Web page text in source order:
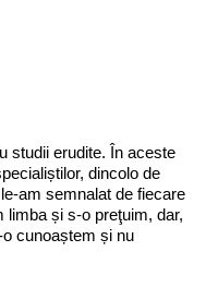
studii erudite. În aceste
dincolo de
am semnalat de fiecare
limba și s-o preţuim, dar,
cunoaștem și nu